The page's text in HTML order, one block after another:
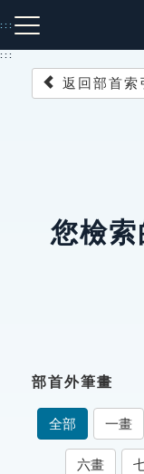
到
主
:::
成語故事
索引選單
知識索引
:::
返回部首索
您檢索
部首外筆畫
全部 一畫
六畫